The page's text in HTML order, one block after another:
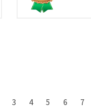
3 4 5 6 7